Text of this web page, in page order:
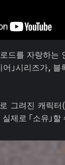
드를 자랑하는
어」시리즈가,
그려진 캐릭
제로 「소유」